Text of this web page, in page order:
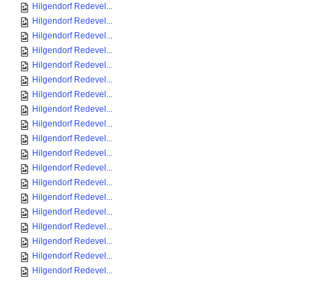
Hilgendorf Redevel...
Hilgendorf Redevel...
Hilgendorf Redevel...
Hilgendorf Redevel...
Hilgendorf Redevel...
Hilgendorf Redevel...
Hilgendorf Redevel...
Hilgendorf Redevel...
Hilgendorf Redevel...
Hilgendorf Redevel...
Hilgendorf Redevel...
Hilgendorf Redevel...
Hilgendorf Redevel...
Hilgendorf Redevel...
Hilgendorf Redevel...
Hilgendorf Redevel...
Hilgendorf Redevel...
Hilgendorf Redevel...
Hilgendorf Redevel...